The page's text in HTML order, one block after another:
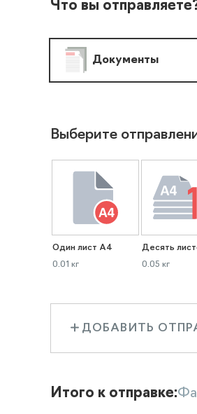
Что вы
Документы
Выберите
Один лист А4
0.01 кг
Десять
0.05 кг
ДОБАВИТЬ
Итого к отправке: